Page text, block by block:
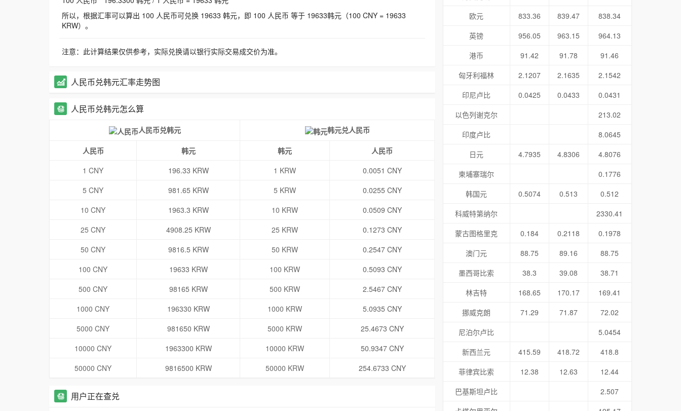
所以，根据汇率可以算出 100 人民币可兑换 19633 韩元，即 100 人民币 等于 19633韩元（100 CNY = 19633
KRW）。
注意：此计算结果仅供参考，实际兑换请以银行实际交易成交价为准。
人民币兑韩元汇率走势图
人民币兑韩元怎么算
人民币兑韩元 韩元兑人民币
人民币 韩元 韩元
人民币
1 CNY
196.33 KRW 1 KRW
0.0051 CNY
5 CNY
981.65 KRW 5 KRW
0.0255 CNY
10 CNY
1963.3 KRW 10 KRW
0.0509 CNY
25 CNY
4908.25 KRW 25 KRW
0.1273 CNY
50 CNY
9816.5 KRW 50 KRW
0.2547 CNY
100 CNY
19633 KRW 100 KRW
0.5093 CNY
500 CNY
98165 KRW 500 KRW
2.5467 CNY
1000 CNY
196330 KRW 1000 KRW
5.0935 CNY
5000 CNY
981650 KRW 5000 KRW
25.4673 CNY
10000 CNY
1963300 KRW 10000 KRW
50.9347 CNY
50000 CNY
9816500 KRW 50000 KRW 254.6733 CNY
用户正在查兑
欧元
833.36 839.47
838.34
英镑
956.05 963.15
964.13
港币
91.42 91.78
91.46
匈牙利福林
2.1207 2.1635
2.1542
印尼卢比
0.0425 0.0433
0.0431
以色列谢克尔
213.02
印度卢比
8.0645
日元
4.7935 4.8306
4.8076
柬埔寨瑞尔
0.1776
韩国元
0.5074 0.513
0.512
科威特第纳尔
2330.41
蒙古图格里克
0.184 0.2118
0.1978
澳门元
88.75 89.16
88.75
墨西哥比索
38.3 39.08
38.71
林吉特
168.65 170.17
169.41
挪威克朗
71.29 71.87
72.02
尼泊尔卢比
5.0454
新西兰元
415.59 418.72
418.8
菲律宾比索
12.38 12.63
12.44
巴基斯坦卢比
2.507